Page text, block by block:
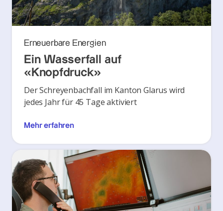
Erneuerbare Energien
Ein Wasserfall auf
«Knopfdruck»
Der Schreyenbachfall im Kanton Glarus wird
jedes Jahr für 45 Tage aktiviert
Mehr erfahren